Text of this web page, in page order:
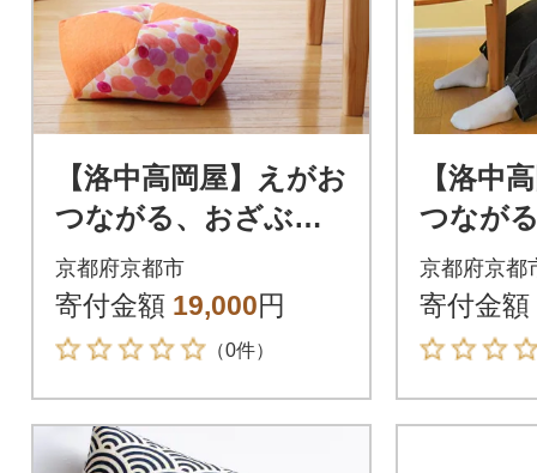
【洛中高岡屋】えがお
つながる、おざぶと
ん『おじゃみキッズ
習(しゅう)』(しゃぼ
んはる&支子)
京都府京都市
寄付金額 19,000円
（0件）
【洛中
つなが
ん『お
習(しゅ
んふゆ&
京都府京都
寄付金額